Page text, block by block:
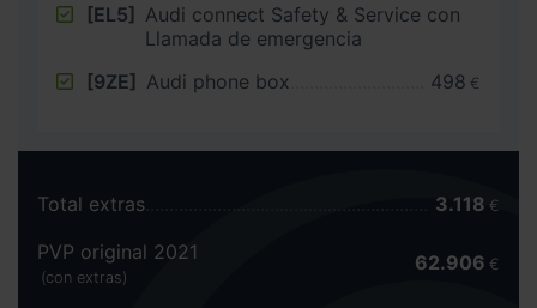
[EL5] Audi connect Safety & Service con
Llamada de emergencia
[9ZE] Audi phone box 498 €
Total extras 3.118 €
PVP original 2021
(con extras)
62.906 €